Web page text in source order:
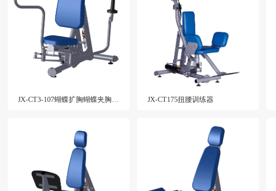
JX-CT3-107蝴蝶扩胸蝴蝶夹胸训练器 JX-CT175扭腰训练器